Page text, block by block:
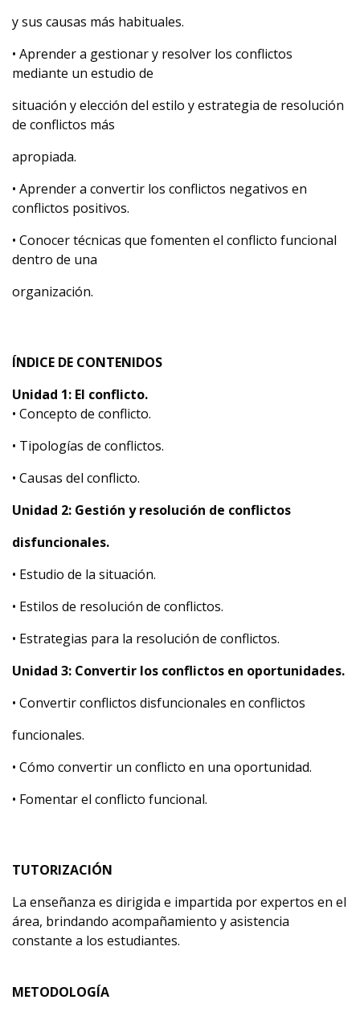
y sus causas más habituales.
• Aprender a gestionar y resolver los conflictos
mediante un estudio de
situación y elección del estilo y estrategia de resolución
de conflictos más
apropiada.
• Aprender a convertir los conflictos negativos en
conflictos positivos.
• Conocer técnicas que fomenten el conflicto funcional
dentro de una
organización.
ÍNDICE DE CONTENIDOS
Unidad 1: El conflicto.
• Concepto de conflicto.
• Tipologías de conflictos.
• Causas del conflicto.
Unidad 2: Gestión y resolución de conflictos
disfuncionales.
• Estudio de la situación.
• Estilos de resolución de conflictos.
• Estrategias para la resolución de conflictos.
Unidad 3: Convertir los conflictos en oportunidades.
• Convertir conflictos disfuncionales en conflictos
funcionales.
• Cómo convertir un conflicto en una oportunidad.
• Fomentar el conflicto funcional.
TUTORIZACIÓN
La enseñanza es dirigida e impartida por expertos en el
área, brindando acompañamiento y asistencia
constante a los estudiantes.
METODOLOGÍA